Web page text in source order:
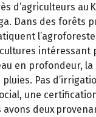
d’agriculteurs au
Dans des forêts
intéressant
en profondeur,
pluies. Pas
une
avons deux